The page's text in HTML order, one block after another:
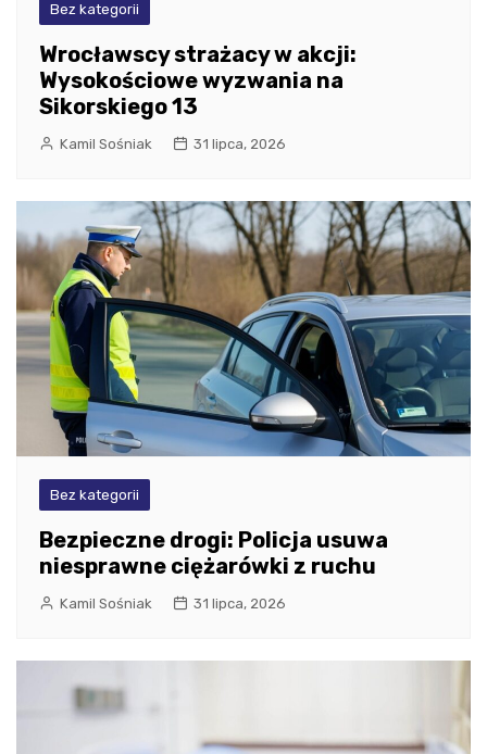
Bez kategorii
Wrocławscy strażacy w akcji:
Wysokościowe wyzwania na
Sikorskiego 13
Kamil Sośniak 31 lipca, 2026
Bez kategorii
Bezpieczne drogi: Policja usuwa
niesprawne ciężarówki z ruchu
Kamil Sośniak 31 lipca, 2026